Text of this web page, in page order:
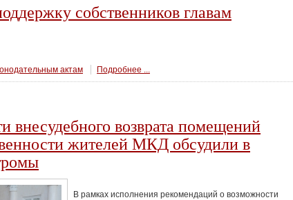
собственников главам
актам Подробнее ...
внесудебного возврата помещений
жителей МКД обсудили в
В рамках исполнения рекомендаций о возможности